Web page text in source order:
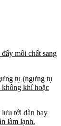
môi chất sang
tụ (ngưng tụ
khí hoặc
lưu tới dàn bay
làm lạnh.